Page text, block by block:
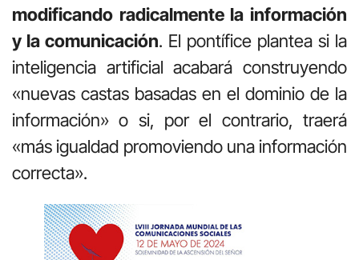
modificando radicalmente la información
y la comunicación. El pontífice plantea si la
inteligencia artificial acabará construyendo
«nuevas castas basadas en el dominio de la
información» o si, por el contrario, traerá
«más igualdad promoviendo una información
correcta».